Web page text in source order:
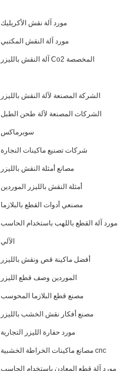
مورد آلة نقش الأكريليك
مورد آلة النقش المكتبي
آلة النقش بالليزر Co2 المخصصة
الشركة المصنعة لآلة النقش بالليزر
الشركات المصنعة لآلة طحن الطبل
سوبرماكس
شركات تصنيع ماكينات النجارة
مصانع أمثلة النقش بالليزر
أمثلة النقش بالليزر الموردين
مصنعي أدوات القطع بالبلازما
مورد آلة القطع باللهب باستخدام الحاسب
الآلي
أفضل ماكينة قص ونقش بالليزر
الموردين وصف قطع الليزر
مصنع قطع البلازما المحوسب
مصنع أفكار نقش الخشب بالليزر
مورد حفارة الليزر التجارية
مصانع ماكينات الخراطة الخشبية cnc
مورد آلة قطع المعادن باستخدام الحاسب